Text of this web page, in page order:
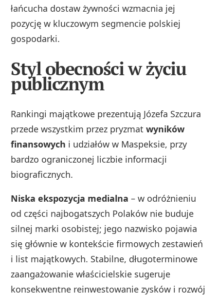
łańcucha dostaw żywności wzmacnia jej
pozycję w kluczowym segmencie polskiej
gospodarki.
Styl obecności w życiu
publicznym
Rankingi majątkowe prezentują Józefa Szczura
przede wszystkim przez pryzmatwyników
finansowych i udziałów w Maspeksie, przy
bardzo ograniczonej liczbie informacji
biograficznych.
Niska ekspozycja medialna – w odróżnieniu
od części najbogatszych Polaków nie buduje
silnej marki osobistej; jego nazwisko pojawia
się głównie w kontekście firmowych zestawień
i list majątkowych. Stabilne, długoterminowe
zaangażowanie właścicielskie sugeruje
konsekwentne reinwestowanie zysków i rozwój